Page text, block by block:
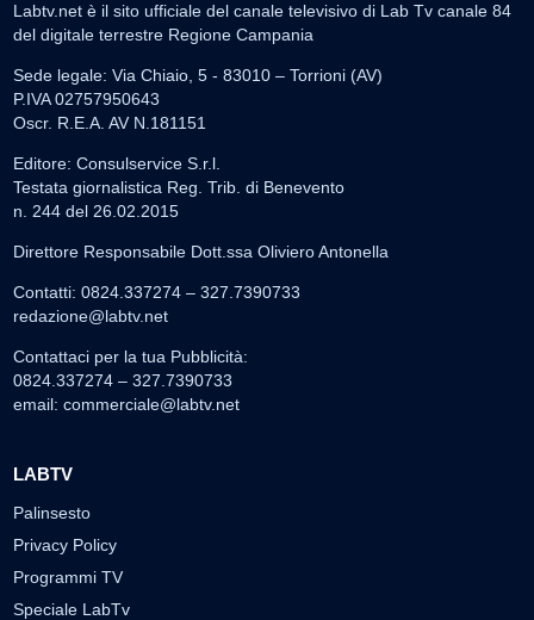
Labtv.net è il sito ufficiale del canale televisivo di Lab Tv canale 84
del digitale terrestre Regione Campania
Sede legale: Via Chiaio, 5 - 83010 – Torrioni (AV)
P.IVA 02757950643
Oscr. R.E.A. AV N.181151
Editore: Consulservice S.r.l.
Testata giornalistica Reg. Trib. di Benevento
n. 244 del 26.02.2015
Direttore Responsabile Dott.ssa Oliviero Antonella
Contatti: 0824.337274 – 327.7390733
redazione@labtv.net
Contattaci per la tua Pubblicità:
0824.337274 – 327.7390733
email: commerciale@labtv.net
LABTV
Palinsesto
Privacy Policy
Programmi TV
Speciale LabTv